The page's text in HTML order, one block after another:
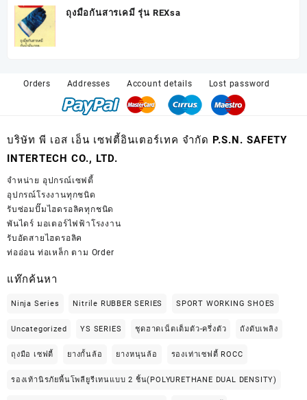
ถุงมือกันสารเคมี รุ่น REXsa
Orders Addresses Account details Lost password
บริษัท พี เอส เอ็น เซฟตี้อินเตอร์เทค จำกัด P.S.N. SAFETY
INTERTECH CO., LTD.
จำหน่าย อุปกรณ์เซฟตี้
อุปกรณ์โรงงานทุกชนิด
รับซ่อมปั๊มไฮดรอลิคทุกชนิด
พันไดร์ มอเตอร์ไฟฟ้าโรงงาน
รับอัดสายไฮดรอลิค
ท่ออ่อน ท่อเหล็ก ตาม Order
แท๊กค้นหา
Ninja Series Nitrile RUBBER SERIES SPORT WORKING SHOES
Uncategorized YS SERIES ชุดฮาดเน็ตเต็มตัว-ครึ่งตัว ถังดับเพลิง
ถุงมือ เซฟตี้ ยางกั้นล้อ ยางหนุนล้อ รองเท่าเซฟตี้ ROCC
รองเท้านิรภัยพื้นโพลียูรีเทนแบบ 2 ชิ้น(POLYURETHANE DUAL DENSITY)